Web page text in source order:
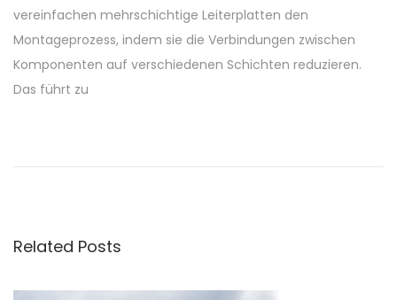
vereinfachen mehrschichtige Leiterplatten den
Montageprozess, indem sie die Verbindungen zwischen
Komponenten auf verschiedenen Schichten reduzieren.
Das führt zu
s
o
s
e
Related Posts